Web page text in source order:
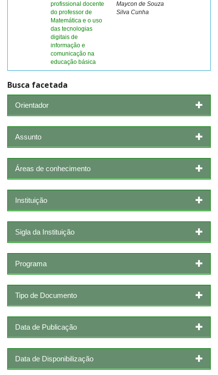
profissional docente
do professor de
Matemática e o uso
das tecnologias
digitais de
informação e
comunicação na
educação básica
Maycon de Souza
Silva Cunha
Busca facetada
Orientador
Assunto
Áreas de conhecimento
Instituição
Sigla da Instituição
Programa
Tipo de Documento
Data de Publicação
Data de Disponibilização